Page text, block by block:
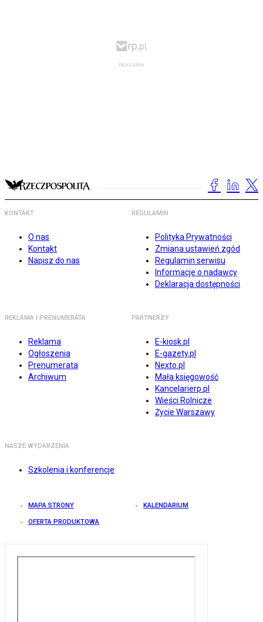
KONTAKT
O nas
Kontakt
Napisz do nas
REGULAMIN
Polityka Prywatności
Zmiana ustawień zgód
Regulamin serwisu
Informacje o nadawcy
Deklaracja dostępności
REKLAMA I PRENUMERATA
Reklama
Ogłoszenia
Prenumerata
Archiwum
PARTNERZY
E-kiosk.pl
E-gazety.pl
Nexto.pl
Mała księgowość
Kancelarierp.pl
Wieści Rolnicze
Życie Warszawy
NASZE WYDARZENIA
Szkolenia i konferencje
MAPA STRONY KALENDARIUM
OFERTA PRODUKTOWA